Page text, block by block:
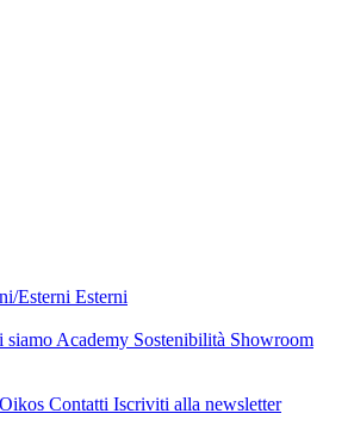
Esterni Esterni
siamo Academy Sostenibilità Showroom
Contatti Iscriviti alla newsletter